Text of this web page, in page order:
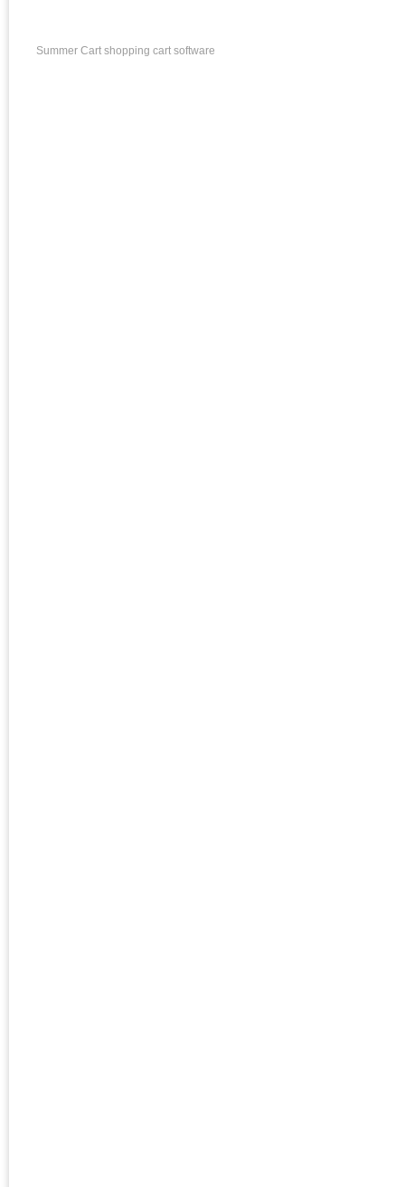
Summer Cart shopping cart software